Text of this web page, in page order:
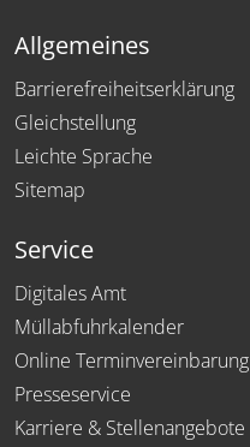
Allgemeines
Barrierefreiheitserklärung
Gleichstellung
Leichte Sprache
Sitemap
Service
Digitales Amt
Müllabfuhrkalender
Online Terminvereinbarung
Presseservice
Karriere & Stellenangebote